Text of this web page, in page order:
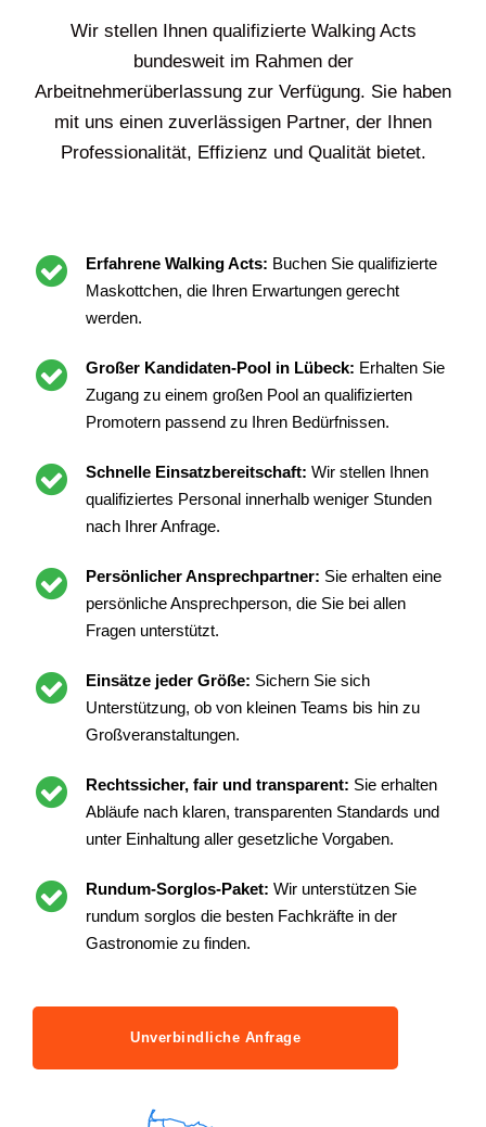
Wir stellen Ihnen qualifizierte Walking Acts
bundesweit im Rahmen der
Arbeitnehmerüberlassung zur Verfügung. Sie haben
mit uns einen zuverlässigen Partner, der Ihnen
Professionalität, Effizienz und Qualität bietet.
Erfahrene Walking Acts: Buchen Sie qualifizierte
Maskottchen, die Ihren Erwartungen gerecht
werden.
Großer Kandidaten-Pool in Lübeck: Erhalten Sie
Zugang zu einem großen Pool an qualifizierten
Promotern passend zu Ihren Bedürfnissen.
Schnelle Einsatzbereitschaft: Wir stellen Ihnen
qualifiziertes Personal innerhalb weniger Stunden
nach Ihrer Anfrage.
Persönlicher Ansprechpartner: Sie erhalten eine
persönliche Ansprechperson, die Sie bei allen
Fragen unterstützt.
Einsätze jeder Größe: Sichern Sie sich
Unterstützung, ob von kleinen Teams bis hin zu
Großveranstaltungen.
Rechtssicher, fair und transparent: Sie erhalten
Abläufe nach klaren, transparenten Standards und
unter Einhaltung aller gesetzliche Vorgaben.
Rundum-Sorglos-Paket: Wir unterstützen Sie
rundum sorglos die besten Fachkräfte in der
Gastronomie zu finden.
Unverbindliche Anfrage